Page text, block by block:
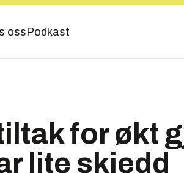
oss Podkast
for økt
lite skjedd